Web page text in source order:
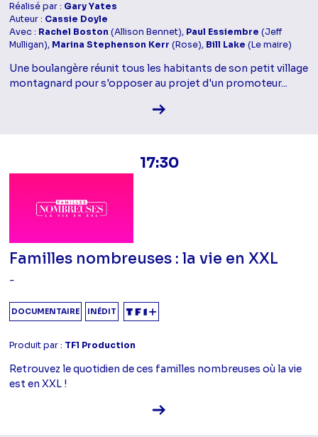
Réalisé par : Gary Yates
Auteur : Cassie Doyle
Avec : Rachel Boston (Allison Bennet), Paul Essiembre (Jeff
Mulligan), Marina Stephenson Kerr (Rose), Bill Lake (Le maire)
Une boulangère réunit tous les habitants de son petit village
montagnard pour s'opposer au projet d'un promoteur...
Voir la fiche diffusion
17:30
Familles nombreuses : la vie en XXL
-
DOCUMENTAIRE INÉDIT
Produit par : TF1 Production
Retrouvez le quotidien de ces familles nombreuses où la vie
est en XXL !
Voir la fiche diffusion